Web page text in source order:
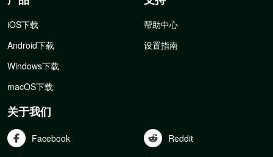
iOS下载
Android下载
Windows下载
macOS下载
帮助中心
设置指南
关于我们
Facebook Reddit